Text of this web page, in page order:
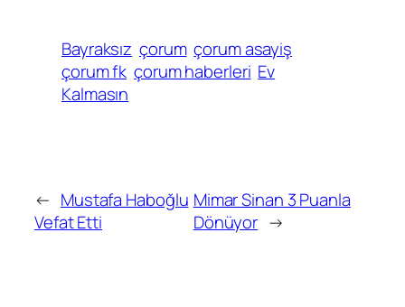
Bayraksız çorum çorum asayiş
çorum fk çorum haberleri Ev
Kalmasın
← Mustafa Haboğlu
Vefat Etti
Mimar Sinan 3 Puanla
Dönüyor →